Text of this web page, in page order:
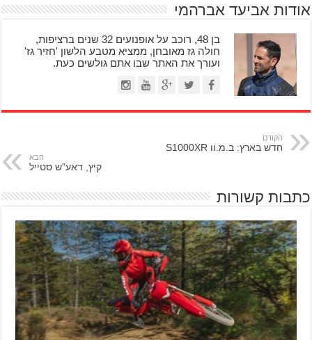
אודות אביעד אברהמי
בן 48, רוכב על אופנועים 32 שנים ברציפות,
חולה גז מאובחן, ממציא מטבע הלשון 'חזיר גז'
ועורך את האתר שבו אתם גולשים כעת.
הקודם
חדש בארץ: ב.מ.וו S1000XR
הבא
קיץ, דאע"ש סטייל
כתבות קשורות